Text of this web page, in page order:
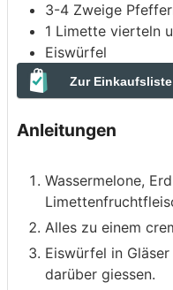
3-4 Zweige
1 Limette vierteln
Eiswürfel
Zur Einkaufsliste
Anleitungen
Wassermelone,
Alles zu einem
Eiswürfel in
darüber giessen.